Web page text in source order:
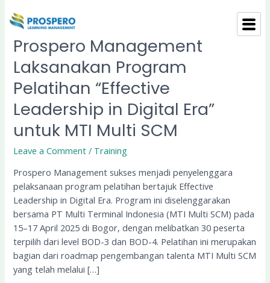
Prospero Management
Laksanakan Program
Pelatihan “Effective
Leadership in Digital Era”
untuk MTI Multi SCM
Leave a Comment / Training
Prospero Management sukses menjadi penyelenggara
pelaksanaan program pelatihan bertajuk Effective
Leadership in Digital Era. Program ini diselenggarakan
bersama PT Multi Terminal Indonesia (MTI Multi SCM) pada
15–17 April 2025 di Bogor, dengan melibatkan 30 peserta
terpilih dari level BOD-3 dan BOD-4. Pelatihan ini merupakan
bagian dari roadmap pengembangan talenta MTI Multi SCM
yang telah melalui […]
Prospero
Management
Laksanakan
Program
Pelatihan
“Effective
Leadership
in
Digital
untuk
MTI
Multi